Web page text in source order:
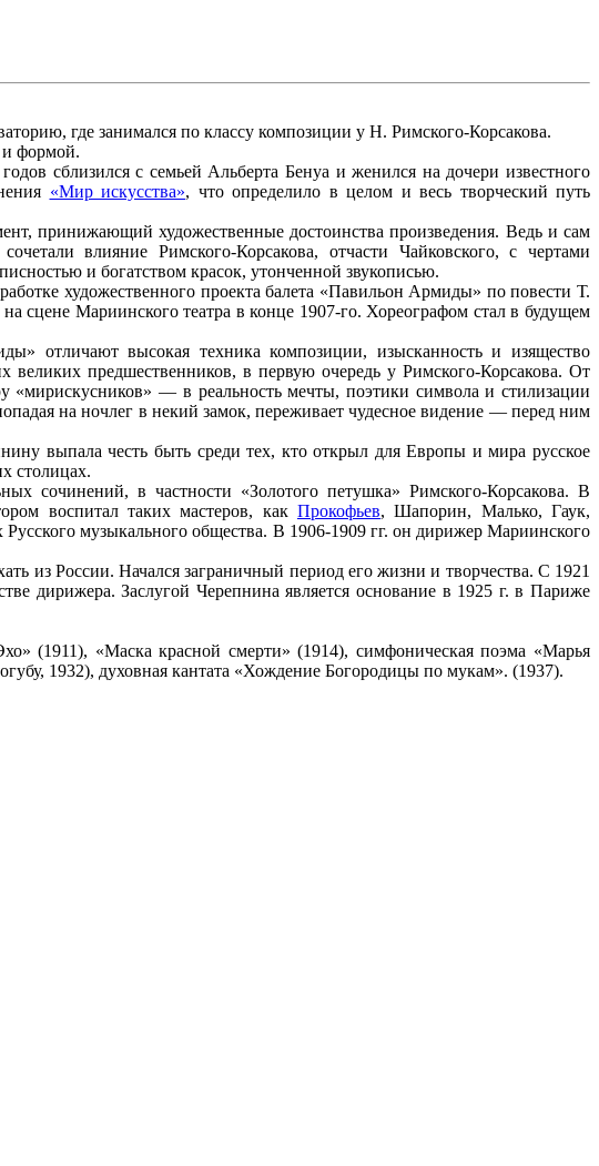
где занимался по классу композиции у Н. Римского-Корсакова.
и формой.
сблизился с семьей Альберта Бенуа и женился на дочери известного
«Мир искусства», что определило в целом и весь творческий путь
принижающий художественные достоинства произведения. Ведь и сам
влияние Римского-Корсакова, отчасти Чайковского, с чертами
и богатством красок, утонченной звукописью.
художественного проекта балета «Павильон Армиды» по повести Т.
сцене Мариинского театра в конце 1907-го. Хореографом стал в будущем
отличают высокая техника композиции, изысканность и изящество
предшественников, в первую очередь у Римского-Корсакова. От
«мирискусников» — в реальность мечты, поэтики символа и стилизации
на ночлег в некий замок, переживает чудесное видение — перед ним
выпала честь быть среди тех, кто открыл для Европы и мира русское
столицах.
сочинений, в частности «Золотого петушка» Римского-Корсакова. В
воспитал таких мастеров, как Прокофьев, Шапорин, Малько, Гаук,
музыкального общества. В 1906-1909 гг. он дирижер Мариинского
из России. Начался заграничный период его жизни и творчества. С 1921
дирижера. Заслугой Черепнина является основание в 1925 г. в Париже
(1911), «Маска красной смерти» (1914), симфоническая поэма «Марья
1932), духовная кантата «Хождение Богородицы по мукам». (1937).